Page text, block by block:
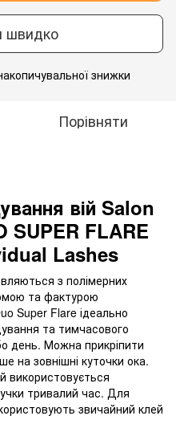
швидко
знижки
Порівняти
вій Salon
SUPER FLARE
Lashes
з полімерних
та фактурою
Super Flare ідеально
та тимчасового
день. Можна прикріпити
на зовнішні куточки ока.
використовується
тривалий час. Для
звичайний клей